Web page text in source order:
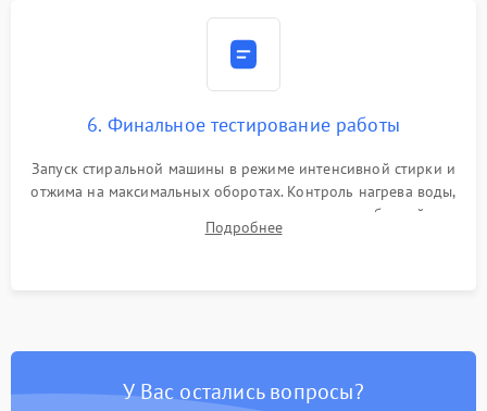
6. Финальное тестирование работы
Запуск стиральной машины в режиме интенсивной стирки и
отжима на максимальных оборотах. Контроль нагрева воды,
корректности слива, отсутствия излишних вибраций,
посторонних стуков и протечек под корпусом.
Подробнее
У Вас остались вопросы?